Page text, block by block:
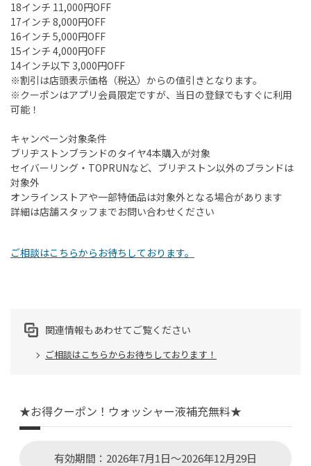
18インチ 11,000円OFF
17インチ 8,000円OFF
16インチ 5,000円OFF
15インチ 4,000円OFF
14インチ以下 3,000円OFF
※割引は店頭表示価格（税込）からの値引きとなります。
※クーポンはアプリ会員限定ですが、当日の登録でもすぐに利用
可能！
キャンペーン対象条件
ブリヂストンブランドのタイヤ4本購入が対象
セイバーリング・TOPRUNなど、ブリヂストン以外のブランドは
対象外
オンラインストアや一部特価品は対象外となる場合があります
詳細は店舗スタッフまでお問い合わせください
ご相談はこちらからお待ちしております。
関連情報もあわせてご覧ください
ご相談はこちらからお待ちしております！
★お得クーポン！ウォッシャー液補充無料★
有効期間：2026年7月1日～2026年12月29日